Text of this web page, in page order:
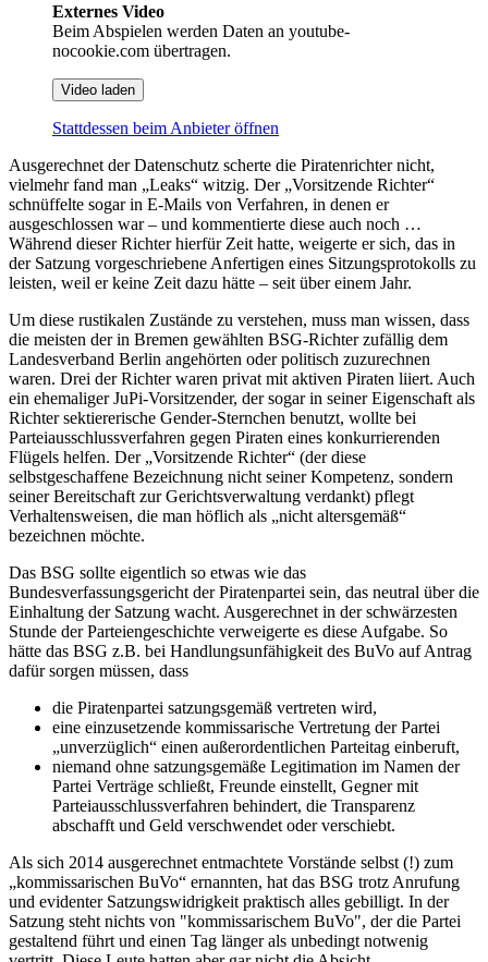
Externes Video
Beim Abspielen werden Daten an youtube-
nocookie.com übertragen.
Video laden
Stattdessen beim Anbieter öffnen
Ausgerechnet der Datenschutz scherte die Piratenrichter nicht,
vielmehr fand man „Leaks“ witzig. Der „Vorsitzende Richter“
schnüffelte sogar in E-Mails von Verfahren, in denen er
ausgeschlossen war – und kommentierte diese auch noch …
Während dieser Richter hierfür Zeit hatte, weigerte er sich, das in
der Satzung vorgeschriebene Anfertigen eines Sitzungsprotokolls zu
leisten, weil er keine Zeit dazu hätte – seit über einem Jahr.
Um diese rustikalen Zustände zu verstehen, muss man wissen, dass
die meisten der in Bremen gewählten BSG-Richter zufällig dem
Landesverband Berlin angehörten oder politisch zuzurechnen
waren. Drei der Richter waren privat mit aktiven Piraten liiert. Auch
ein ehemaliger JuPi-Vorsitzender, der sogar in seiner Eigenschaft als
Richter sektiererische Gender-Sternchen benutzt, wollte bei
Parteiausschlussverfahren gegen Piraten eines konkurrierenden
Flügels helfen. Der „Vorsitzende Richter“ (der diese
selbstgeschaffene Bezeichnung nicht seiner Kompetenz, sondern
seiner Bereitschaft zur Gerichtsverwaltung verdankt) pflegt
Verhaltensweisen, die man höflich als „nicht altersgemäß“
bezeichnen möchte.
Das BSG sollte eigentlich so etwas wie das
Bundesverfassungsgericht der Piratenpartei sein, das neutral über die
Einhaltung der Satzung wacht. Ausgerechnet in der schwärzesten
Stunde der Parteiengeschichte verweigerte es diese Aufgabe. So
hätte das BSG z.B. bei Handlungsunfähigkeit des BuVo auf Antrag
dafür sorgen müssen, dass
die Piratenpartei satzungsgemäß vertreten wird,
eine einzusetzende kommissarische Vertretung der Partei
„unverzüglich“ einen außerordentlichen Parteitag einberuft,
niemand ohne satzungsgemäße Legitimation im Namen der
Partei Verträge schließt, Freunde einstellt, Gegner mit
Parteiausschlussverfahren behindert, die Transparenz
abschafft und Geld verschwendet oder verschiebt.
Als sich 2014 ausgerechnet entmachtete Vorstände selbst (!) zum
„kommissarischen BuVo“ ernannten, hat das BSG trotz Anrufung
und evidenter Satzungswidrigkeit praktisch alles gebilligt. In der
Satzung steht nichts von "kommissarischem BuVo", der die Partei
gestaltend führt und einen Tag länger als unbedingt notwenig